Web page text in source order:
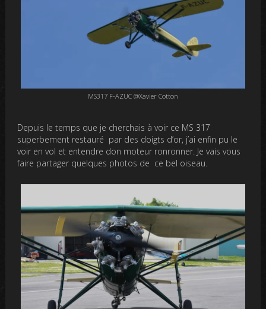
MS317 F-AZUC @Xavier Cotton
Depuis le temps que je cherchais à voir ce MS 317
superbement restauré par des doigts d’or, j’ai enfin pu le
voir en vol et entendre don moteur ronronner. Je vais vous
faire partager quelques photos de ce bel oiseau.